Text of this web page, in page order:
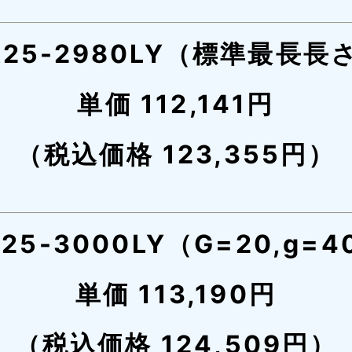
2980LY（標準最長長さ
単価 112,141円
（税込価格 123,355円）
3000LY（G=20,g=40
単価 113,190円
（税込価格 124,509円）